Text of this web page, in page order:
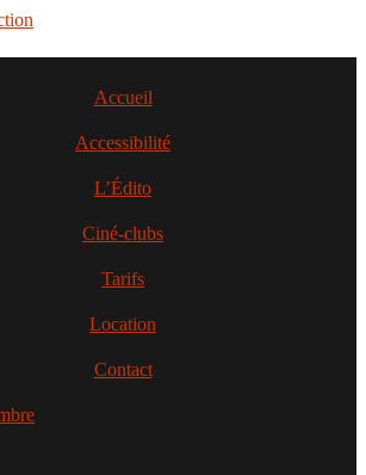
Accueil
Accessibilité
L’Édito
Ciné-clubs
Tarifs
Location
Contact